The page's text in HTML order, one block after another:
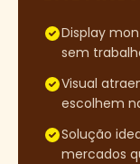
Display
sem
Visual
escolhem
Solução
mercados